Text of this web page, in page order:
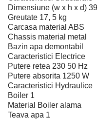
Dimensiune (w x h x d)
Greutate 17, 5 kg
Carcasa material ABS
Chassis material metal
Bazin apa demontabil
Caracteristici Electrice
Putere retea 230 50 Hz
Putere absorita 1250 W
Caracteristici Hydraulice
Boiler 1
Material Boiler alama
Teava apa 1